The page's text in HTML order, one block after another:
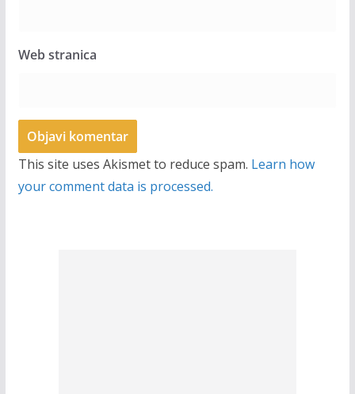
Web stranica
This site uses Akismet to reduce spam. Learn how
your comment data is processed.